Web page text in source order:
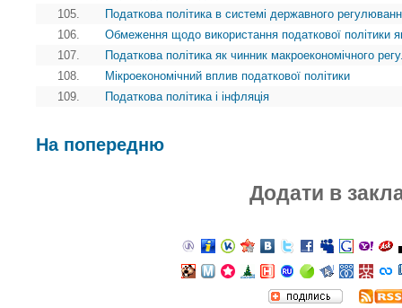
105.
Податкова політика в системі державного
106.
Обмеження щодо використання податкової політики
107.
Податкова політика як чинник макроекономічного
108.
Мікроекономічний вплив податкової політики
109.
Податкова політика і інфляція
На попередню
Додати в